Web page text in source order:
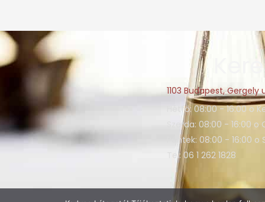
1103 Budapest, Gergely
Hétfő: 08:00 - 16:00 o
Szerda: 08:00 - 16:00 o
Péntek: 08:00 - 16:00 o
Tel: 06 1 262 1828